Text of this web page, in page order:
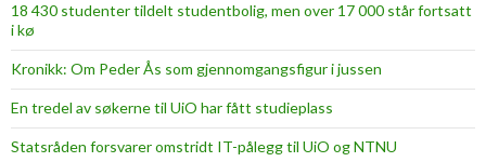
18 430 studenter tildelt studentbolig, men over 17 000 står fortsatt
i kø
Kronikk: Om Peder Ås som gjennomgangsfigur i jussen
En tredel av søkerne til UiO har fått studieplass
Statsråden forsvarer omstridt IT-pålegg til UiO og NTNU